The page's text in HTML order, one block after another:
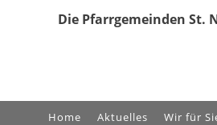
Die Pfarrgemeinden St.
Home Aktuelles Wir für